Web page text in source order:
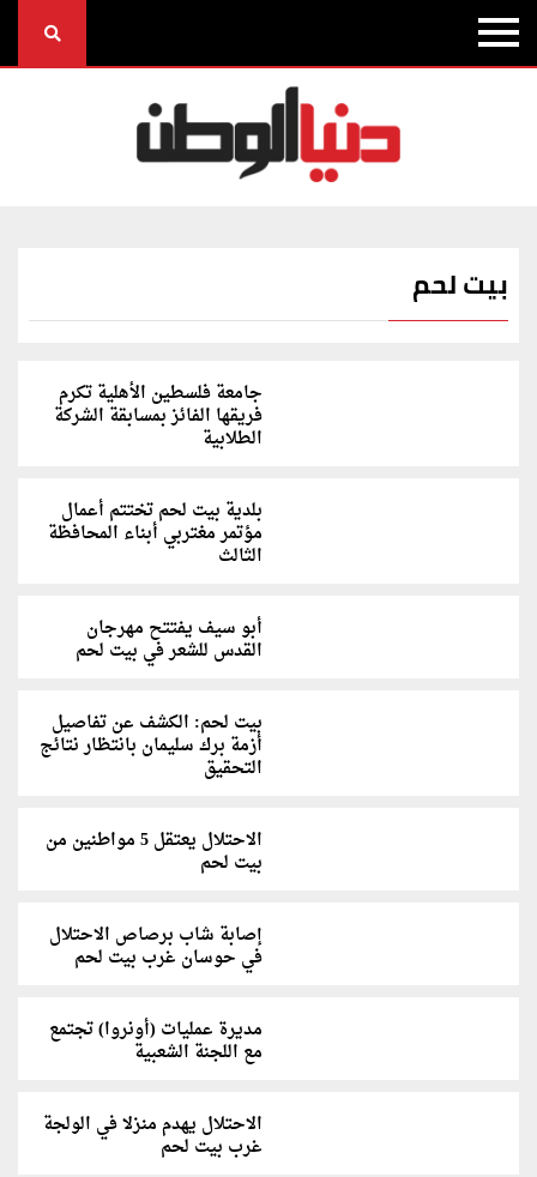
بيت لحم
جامعة فلسطين الأهلية تكرم
فريقها الفائز بمسابقة الشركة
الطلابية
بلدية بيت لحم تختتم أعمال
مؤتمر مغتربي أبناء المحافظة
الثالث
أبو سيف يفتتح مهرجان
القدس للشعر في بيت لحم
بيت لحم: الكشف عن تفاصيل
أزمة برك سليمان بانتظار نتائج
التحقيق
الاحتلال يعتقل 5 مواطنين من
بيت لحم
إصابة شاب برصاص الاحتلال
في حوسان غرب بيت لحم
مديرة عمليات (أونروا) تجتمع
مع اللجنة الشعبية
الاحتلال يهدم منزلا في الولجة
غرب بيت لحم